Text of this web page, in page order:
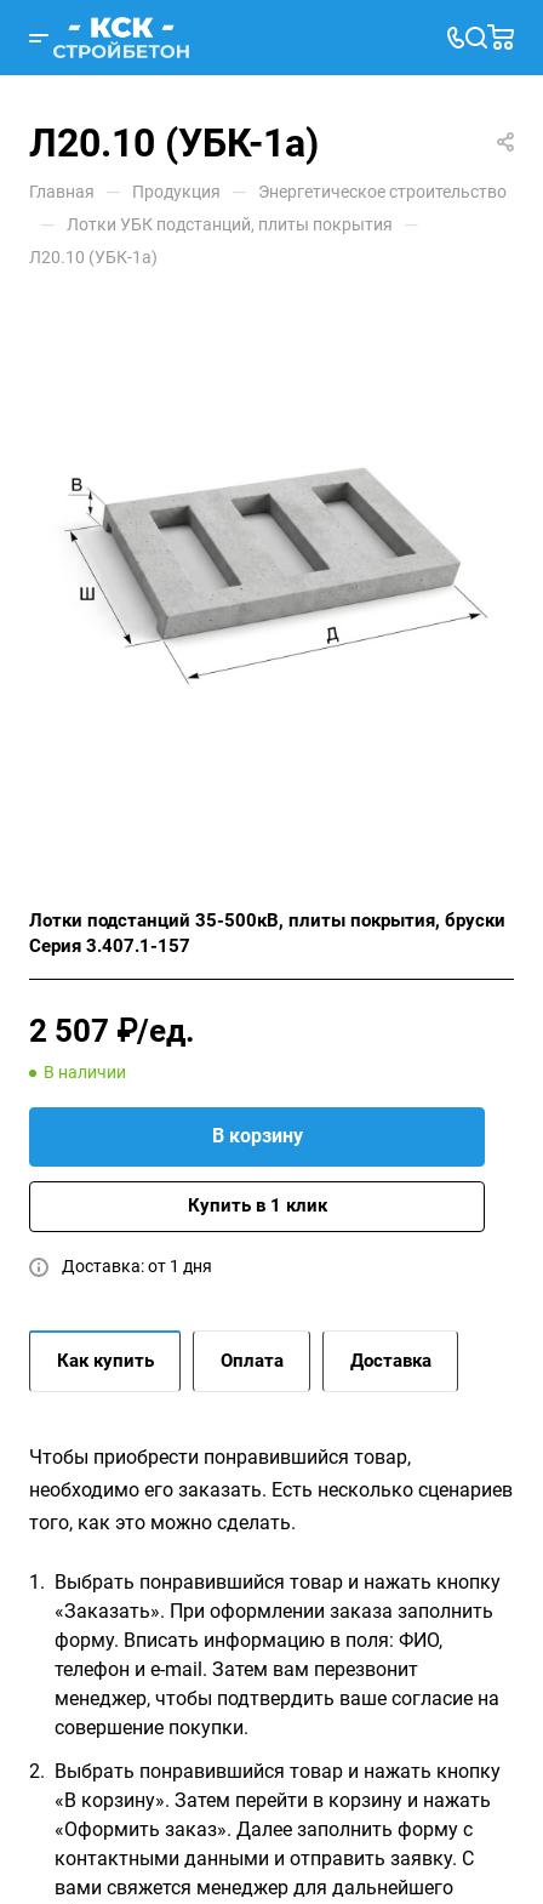
Л20.10 (УБК-1а)
Главная — Продукция — Энергетическое строительство
— Лотки УБК подстанций, плиты покрытия —
Л20.10 (УБК-1а)
Лотки подстанций 35-500кВ, плиты покрытия, бруски
Серия 3.407.1-157
2 507 ₽/ед.
В наличии
В корзину
Купить в 1 клик
Доставка: от 1 дня
Как купить Оплата Доставка
Чтобы приобрести понравившийся товар,
необходимо его заказать. Есть несколько сценариев
того, как это можно сделать.
Выбрать понравившийся товар и нажать кнопку
«Заказать». При оформлении заказа заполнить
форму. Вписать информацию в поля: ФИО,
телефон и e-mail. Затем вам перезвонит
менеджер, чтобы подтвердить ваше согласие на
совершение покупки.
Выбрать понравившийся товар и нажать кнопку
«В корзину». Затем перейти в корзину и нажать
«Оформить заказ». Далее заполнить форму с
контактными данными и отправить заявку. С
вами свяжется менеджер для дальнейшего